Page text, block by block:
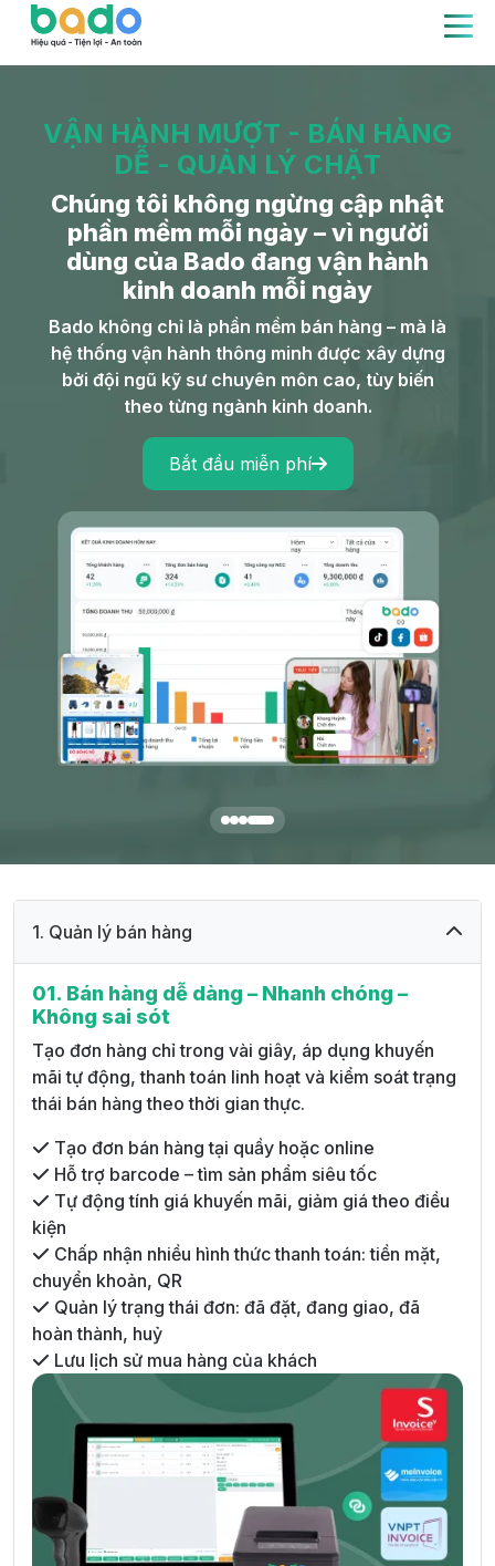
VẬN HÀNH MƯỢT - BÁN HÀNG
DỄ - QUẢN LÝ CHẶT
Chúng tôi không ngừng cập nhật
phần mềm mỗi ngày – vì người
dùng của Bado đang vận hành
kinh doanh mỗi ngày
Bado không chỉ là phần mềm bán hàng – mà là
hệ thống vận hành thông minh được xây dựng
bởi đội ngũ kỹ sư chuyên môn cao, tùy biến
theo từng ngành kinh doanh.
Bắt đầu miễn phí
1. Quản lý bán hàng
01. Bán hàng dễ dàng – Nhanh chóng –
Không sai sót
Tạo đơn hàng chỉ trong vài giây, áp dụng khuyến
mãi tự động, thanh toán linh hoạt và kiểm soát trạng
thái bán hàng theo thời gian thực.
Tạo đơn bán hàng tại quầy hoặc online
Hỗ trợ barcode – tìm sản phẩm siêu tốc
Tự động tính giá khuyến mãi, giảm giá theo điều
kiện
Chấp nhận nhiều hình thức thanh toán: tiền mặt,
chuyển khoản, QR
Quản lý trạng thái đơn: đã đặt, đang giao, đã
hoàn thành, huỷ
Lưu lịch sử mua hàng của khách